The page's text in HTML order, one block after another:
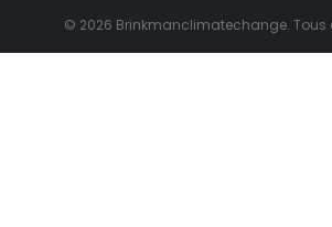
© 2026 Brinkmanclimatechange. Tous